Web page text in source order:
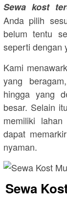
Sewa kost
Anda pilih
belum tentu
seperti dengan
Kami
yang
hingga yang
besar. Selain
memiliki
dapat
nyaman.
Sewa